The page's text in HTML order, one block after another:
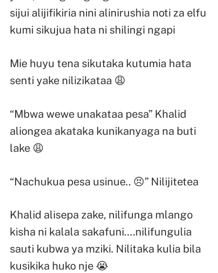
sijui alijifikiria nini alinirushia noti za elfu
kumi sikujua hata ni shilingi ngapi
Mie huyu tena sikutaka kutumia hata
senti yake nilizikataa 😩
“Mbwa wewe unakataa pesa” Khalid
aliongea akataka kunikanyaga na buti
lake 😩
“Nachukua pesa usinue.. 😣” Nilijitetea
Khalid alisepa zake, nilifunga mlango
kisha ni kalala sakafuni….nilifungulia
sauti kubwa ya mziki. Nilitaka kulia bila
kusikika huko nje 😭